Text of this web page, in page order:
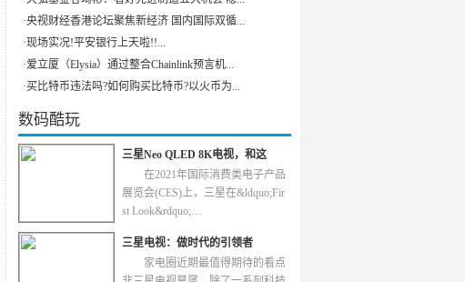
·央视财经香港论坛聚焦新经济 国内国际双循...
·现场实况!平安银行上天啦!!...
·爱立厦（Elysia）通过整合Chainlink预言机...
·买比特币违法吗?如何购买比特币?以火币为...
数码酷玩
三星Neo QLED 8K电视，和这
在2021年国际消费类电子产品
展览会(CES)上，三星在&ldquo;Fir
st Look&rdquo;…
三星电视：做时代的引领者
家电圈近期最值得期待的看点